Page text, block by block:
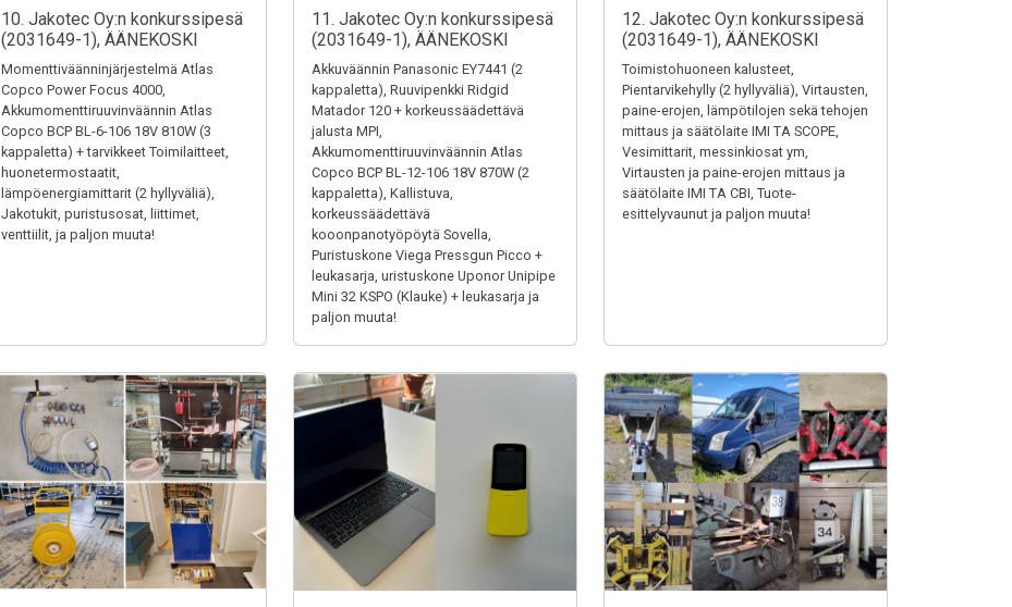
10. Jakotec Oy:n konkurssipesä
(2031649-1), ÄÄNEKOSKI
Momenttiväänninjärjestelmä Atlas
Copco Power Focus 4000,
Akkumomenttiruuvinväännin Atlas
Copco BCP BL-6-106 18V 810W (3
kappaletta) + tarvikkeet Toimilaitteet,
huonetermostaatit,
lämpöenergiamittarit (2 hyllyväliä),
Jakotukit, puristusosat, liittimet,
venttiilit, ja paljon muuta!
11. Jakotec Oy:n konkurssipesä
(2031649-1), ÄÄNEKOSKI
Akkuväännin Panasonic EY7441 (2
kappaletta), Ruuvipenkki Ridgid
Matador 120 + korkeussäädettävä
jalusta MPI,
Akkumomenttiruuvinväännin Atlas
Copco BCP BL-12-106 18V 870W (2
kappaletta), Kallistuva,
korkeussäädettävä
kooonpanotyöpöytä Sovella,
Puristuskone Viega Pressgun Picco +
leukasarja, uristuskone Uponor Unipipe
Mini 32 KSPO (Klauke) + leukasarja ja
paljon muuta!
12. Jakotec Oy:n konkurssipesä
(2031649-1), ÄÄNEKOSKI
Toimistohuoneen kalusteet,
Pientarvikehylly (2 hyllyväliä), Virtausten,
paine-erojen, lämpötilojen sekä tehojen
mittaus ja säätölaite IMI TA SCOPE,
Vesimittarit, messinkiosat ym,
Virtausten ja paine-erojen mittaus ja
säätölaite IMI TA CBI, Tuote-
esittelyvaunut ja paljon muuta!